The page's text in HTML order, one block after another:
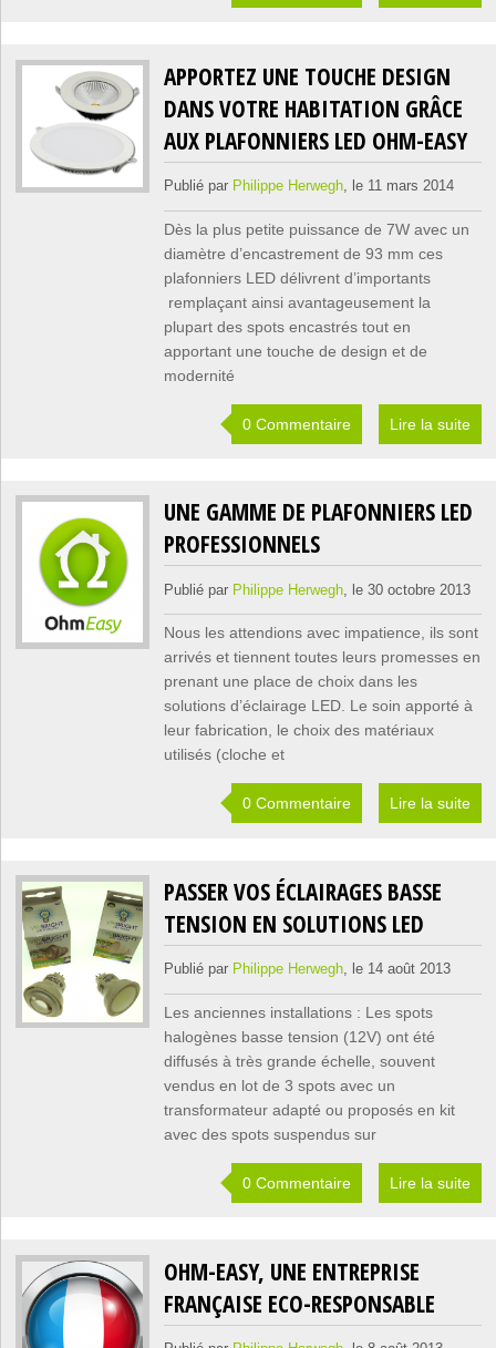
APPORTEZ UNE TOUCHE DESIGN
DANS VOTRE HABITATION GRÂCE
AUX PLAFONNIERS LED OHM-EASY
Publié par Philippe Herwegh, le 11 mars 2014
Dès la plus petite puissance de 7W avec un
diamètre d’encastrement de 93 mm ces
plafonniers LED délivrent d’importants
remplaçant ainsi avantageusement la
plupart des spots encastrés tout en
apportant une touche de design et de
modernité
0 Commentaire Lire la suite
UNE GAMME DE PLAFONNIERS LED
PROFESSIONNELS
Publié par Philippe Herwegh, le 30 octobre 2013
Nous les attendions avec impatience, ils sont
arrivés et tiennent toutes leurs promesses en
prenant une place de choix dans les
solutions d’éclairage LED. Le soin apporté à
leur fabrication, le choix des matériaux
utilisés (cloche et
0 Commentaire Lire la suite
PASSER VOS ÉCLAIRAGES BASSE
TENSION EN SOLUTIONS LED
Publié par Philippe Herwegh, le 14 août 2013
Les anciennes installations : Les spots
halogènes basse tension (12V) ont été
diffusés à très grande échelle, souvent
vendus en lot de 3 spots avec un
transformateur adapté ou proposés en kit
avec des spots suspendus sur
0 Commentaire Lire la suite
OHM-EASY, UNE ENTREPRISE
FRANÇAISE ECO-RESPONSABLE